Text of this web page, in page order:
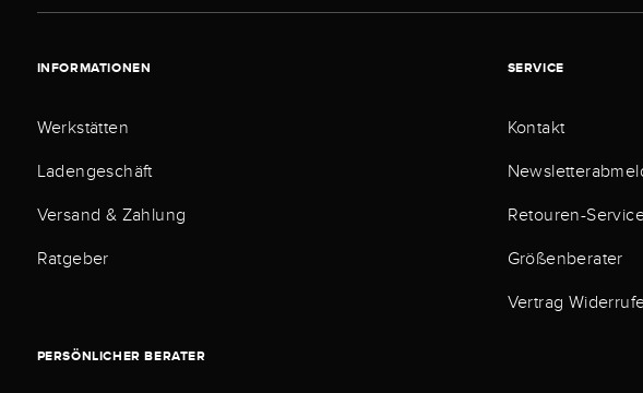
INFORMATIONEN
Werkstätten
Ladengeschäft
Versand & Zahlung
Ratgeber
SERVICE
Kontakt
Retouren-
Größenberater
Vertrag
PERSÖNLICHER BERATER